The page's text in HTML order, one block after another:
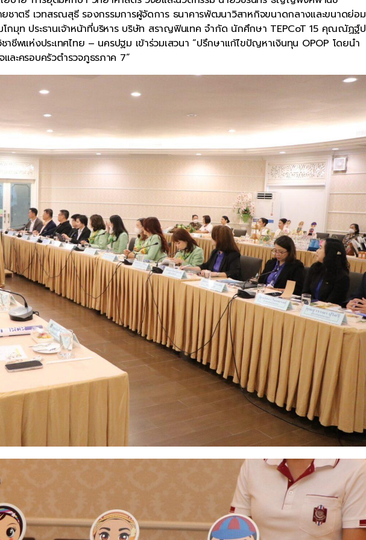
ชาตรี เวทสรณสุธี รองกรรมการผู้จัดการ ธนาคารพัฒนาวิสาหกิจขนาดกลางและขนาดย่อม
โกมุท ประธานเจ้าหน้าที่บริหาร บริษัท สราญฟินเทค จำกัด นักศึกษา TEPCoT 15 คุณณัฏฐ์ป
พแห่งประเทศไทย – นครปฐม เข้าร่วมเสวนา “ปรึกษาแก้ไขปัญหาเงินทุน OPOP โดยนำ
ละครอบครัวตำรวจภูธรภาค 7”